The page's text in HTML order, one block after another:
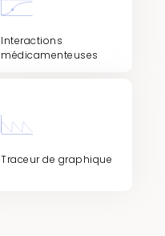
Interactions
médicamenteuses
Traceur de graphique